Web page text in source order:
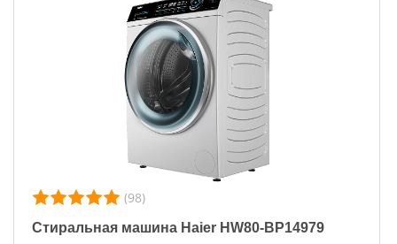
(98)
Стиральная машина Haier HW80-BP14979